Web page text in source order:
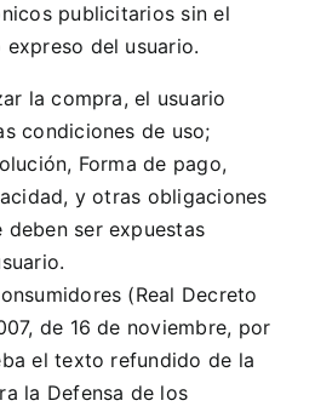
publicitarios sin el
del usuario.
la compra, el usuario
condiciones de uso;
Forma de pago,
y otras obligaciones
deben ser expuestas
(Real Decreto
de 16 de noviembre, por
el texto refundido de la
la Defensa de los